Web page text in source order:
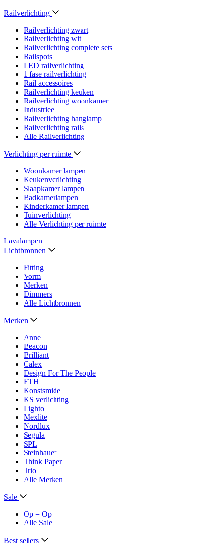
Railverlichting
Railverlichting zwart
Railverlichting wit
Railverlichting complete sets
Railspots
LED railverlichting
1 fase railverlichting
Rail accessoires
Railverlichting keuken
Railverlichting woonkamer
Industrieel
Railverlichting hanglamp
Railverlichting rails
Alle Railverlichting
Verlichting per ruimte
Woonkamer lampen
Keukenverlichting
Slaapkamer lampen
Badkamerlampen
Kinderkamer lampen
Tuinverlichting
Alle Verlichting per ruimte
Lavalampen
Lichtbronnen
Fitting
Vorm
Merken
Dimmers
Alle Lichtbronnen
Merken
Anne
Beacon
Brilliant
Calex
Design For The People
ETH
Konstsmide
KS verlichting
Lighto
Mexlite
Nordlux
Segula
SPL
Steinhauer
Think Paper
Trio
Alle Merken
Sale
Op = Op
Alle Sale
Best sellers